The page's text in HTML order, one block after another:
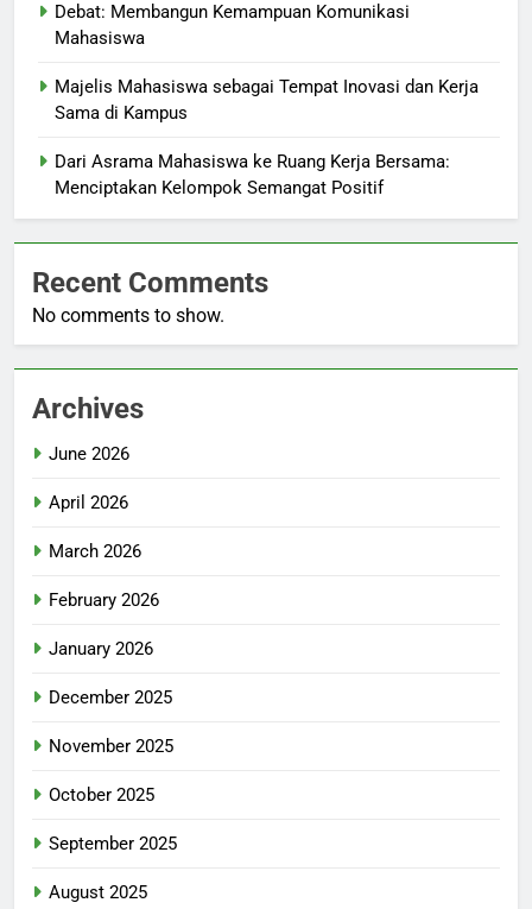
Debat: Membangun Kemampuan Komunikasi
Mahasiswa
Majelis Mahasiswa sebagai Tempat Inovasi dan Kerja
Sama di Kampus
Dari Asrama Mahasiswa ke Ruang Kerja Bersama:
Menciptakan Kelompok Semangat Positif
Recent Comments
No comments to show.
Archives
June 2026
April 2026
March 2026
February 2026
January 2026
December 2025
November 2025
October 2025
September 2025
August 2025